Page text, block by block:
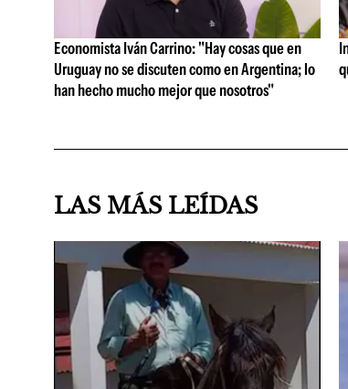
Economista Iván Carrino: "Hay cosas que en
Uruguay no se discuten como en Argentina; lo
han hecho mucho mejor que nosotros"
LAS MÁS LEÍDAS